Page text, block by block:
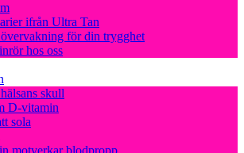
ifrån Ultra Tan
för din trygghet
hos oss
skull
D-vitamin
sola
motverkar blodpropp